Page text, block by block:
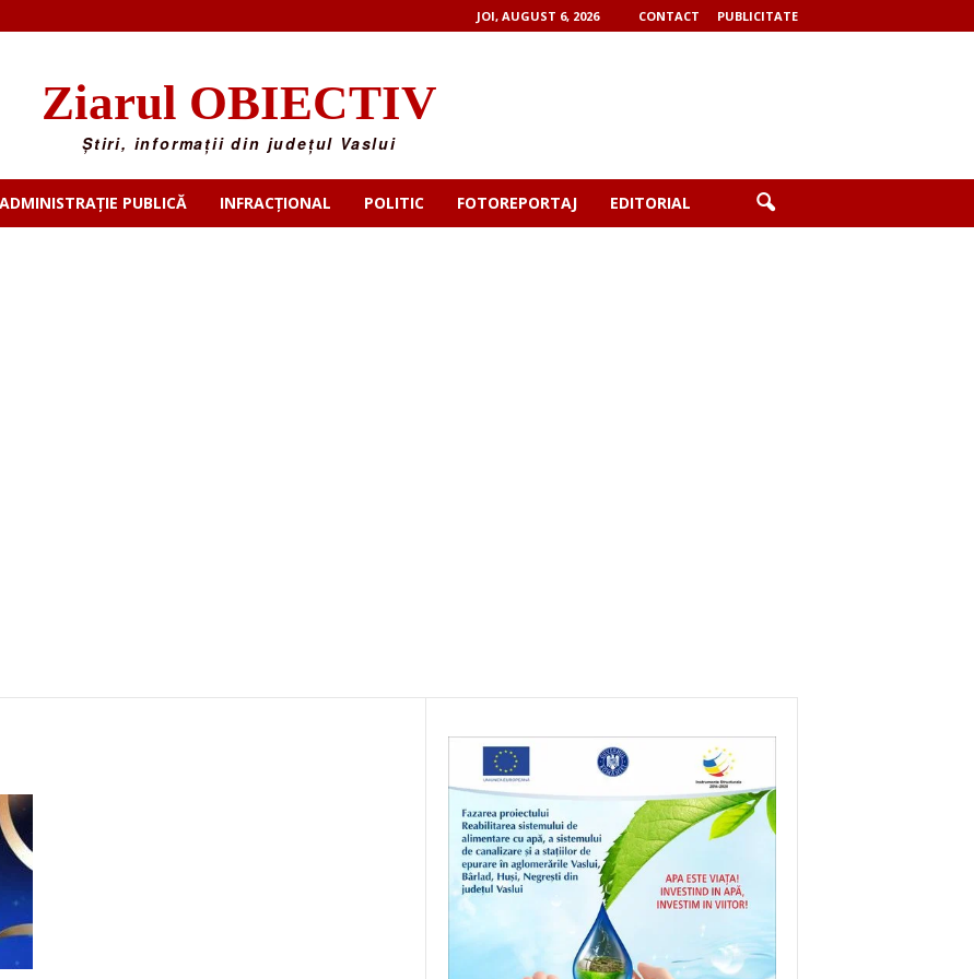
JOI, AUGUST 6, 2026 CONTACT PUBLICITATE
Ziarul OBIECTIV
Știri, informații din județul Vaslui
ADMINISTRAȚIE PUBLICĂ INFRACȚIONAL POLITIC FOTOREPORTAJ EDITORIAL